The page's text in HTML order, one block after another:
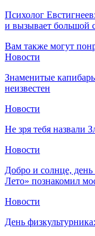
Психолог
и вызывает большой
Вам также могут
Новости
Знаменитые
неизвестен
Новости
Не зря тебя назвали
Новости
Добро и солнце,
Лето» познакомил
Новости
День